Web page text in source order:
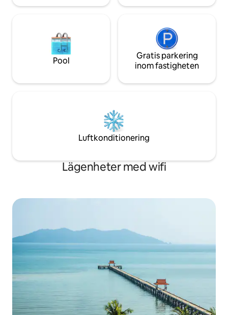
Pool
Gratis parkering
inom fastigheten
Luftkonditionering
Lägenheter med wifi